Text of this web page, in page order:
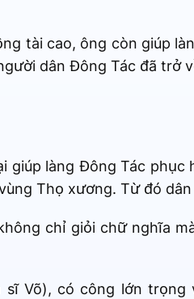
tài cao, ông còn giúp
dân Đông Tác đã trở
giúp làng Đông Tác
Thọ xương. Từ đó
chỉ giỏi chữ nghĩa
sĩ Võ), có công lớn